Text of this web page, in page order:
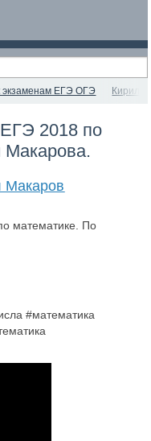
экзаменам ЕГЭ ОГЭ Кирилл
2018 по
Макарова.
Макаров
#математика